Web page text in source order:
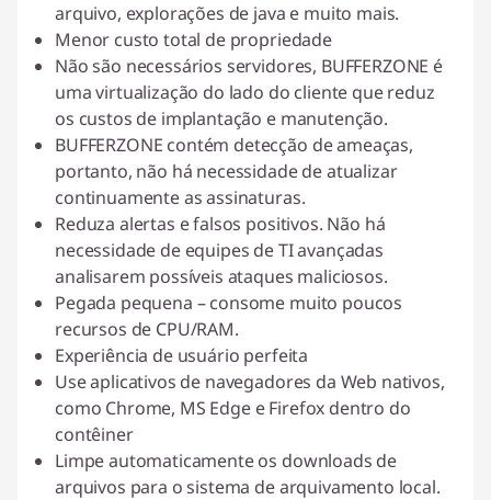
arquivo, explorações de java e muito mais.
Menor custo total de propriedade
Não são necessários servidores, BUFFERZONE é
uma virtualização do lado do cliente que reduz
os custos de implantação e manutenção.
BUFFERZONE contém detecção de ameaças,
portanto, não há necessidade de atualizar
continuamente as assinaturas.
Reduza alertas e falsos positivos. Não há
necessidade de equipes de TI avançadas
analisarem possíveis ataques maliciosos.
Pegada pequena – consome muito poucos
recursos de CPU/RAM.
Experiência de usuário perfeita
Use aplicativos de navegadores da Web nativos,
como Chrome, MS Edge e Firefox dentro do
contêiner
Limpe automaticamente os downloads de
arquivos para o sistema de arquivamento local.